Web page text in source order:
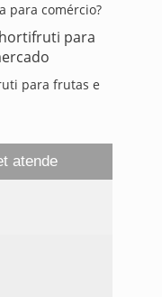
para comércio?
para frutas e
atende